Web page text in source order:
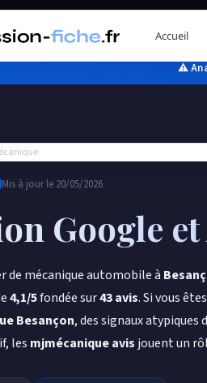
Accueil
⚠
Mis à jour le 20/05/2026
Google
de mécanique automobile à
4,1/5fondée sur43 avis. Si vous
Besançon, des signaux
les mjmécanique avis jouent un